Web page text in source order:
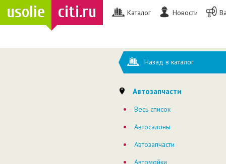
usolie citi.ru Каталог Новости
Назад в каталог
Автозапчасти
Весь список
Автосалоны
Автозапчасти
Автомойки